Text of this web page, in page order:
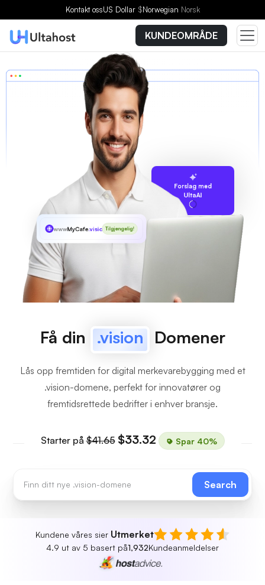
Kontakt ossUS Dollar $Norwegian Norsk
KUNDEOMRÅDE
Forslag med
UltaAI
wwwMyCafe.visionTilgjengelig!
Få din .vision Domener
Lås opp fremtiden for digital merkevarebygging med et
.vision-domene, perfekt for innovatører og
fremtidsrettede bedrifter i enhver bransje.
Starter på$41.65 $33.32 Spar 40%
Search
Kundene våres sier Utmerket
4.9 ut av 5 basert på1,932Kundeanmeldelser